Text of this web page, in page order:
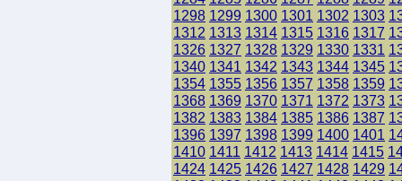
1298 1299 1300 1301 1302 1303
1312 1313 1314 1315 1316 1317
1326 1327 1328 1329 1330 1331
1340 1341 1342 1343 1344 1345
1354 1355 1356 1357 1358 1359
1368 1369 1370 1371 1372 1373
1382 1383 1384 1385 1386 1387
1396 1397 1398 1399 1400 1401
1410 1411 1412 1413 1414 1415
1424 1425 1426 1427 1428 1429